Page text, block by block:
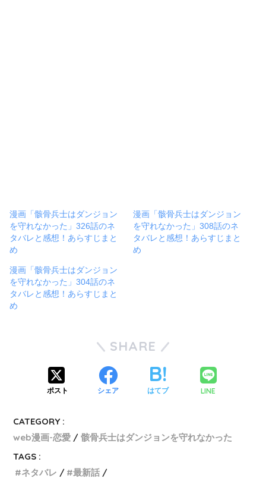
漫画「骸骨兵士はダンジョン
を守れなかった」326話のネ
タバレと感想！あらすじまと
め
漫画「骸骨兵士はダンジョン
を守れなかった」308話のネ
タバレと感想！あらすじまと
め
漫画「骸骨兵士はダンジョン
を守れなかった」304話のネ
タバレと感想！あらすじまと
め
SHARE
ポスト シェア はてブ LINE
CATEGORY :
web漫画-恋愛
骸骨兵士はダンジョンを守れなかった
TAGS :
ネタバレ
最新話